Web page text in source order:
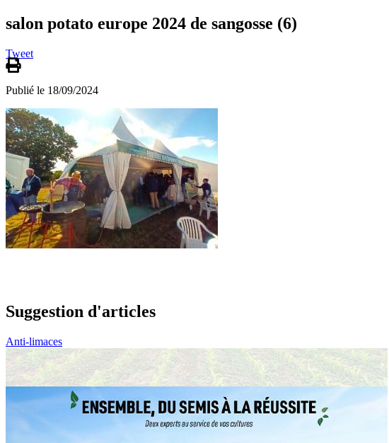
salon potato europe 2024 de sangosse (6)
Tweet
Publié le 18/09/2024
Suggestion d'articles
Anti-limaces